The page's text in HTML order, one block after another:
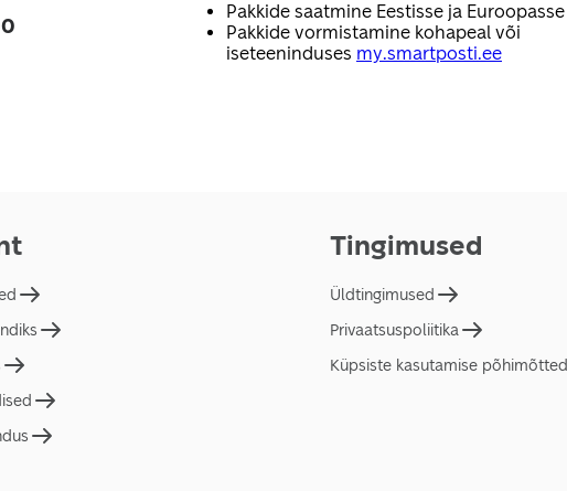
Pakkide saatmine Eestisse ja Euroopasse
Pakkide vormistamine kohapeal või
iseteeninduses my.smartposti.ee
Tingimused
Üldtingimused
Privaatsuspoliitika
Küpsiste kasutamise põhimõtted